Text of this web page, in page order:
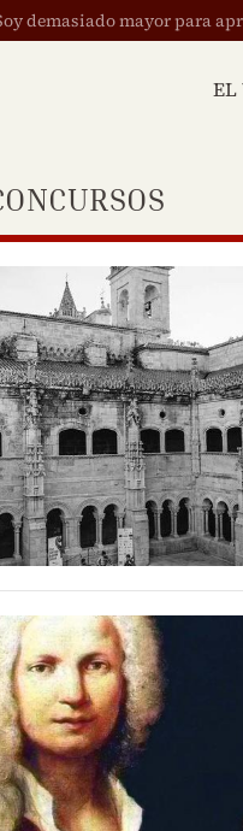
demasiado mayor para
EL